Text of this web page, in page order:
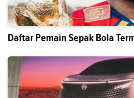
Daftar Pemain Sepak Bola